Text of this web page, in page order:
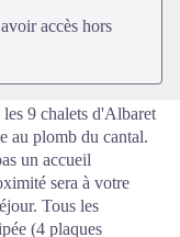
accès hors
9 chalets d'Albaret
au plomb du cantal.
un accueil
sera à votre
Tous les
(4 plaques